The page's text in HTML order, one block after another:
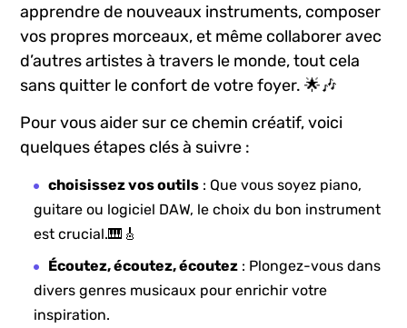
apprendre de nouveaux instruments,⁤ composer
vos propres ⁤morceaux, et ⁣même collaborer avec
d’autres artistes à travers le monde, tout​ cela
sans⁤ quitter le confort de votre foyer. 🌟🎶
Pour vous aider‍ sur ce chemin créatif, voici
quelques ⁢étapes clés à suivre :
choisissez vos​ outils : Que vous soyez‍ piano,
guitare ou logiciel DAW, ‍le choix du bon instrument
est crucial.🎹🎸
Écoutez, ​écoutez, écoutez : Plongez-vous dans
divers⁣ genres musicaux pour‍ enrichir⁤ votre
inspiration.